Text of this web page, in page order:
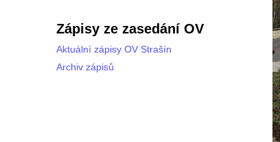
Zápisy ze zasedání OV
Aktuální zápisy OV Strašín
Archiv zápisů